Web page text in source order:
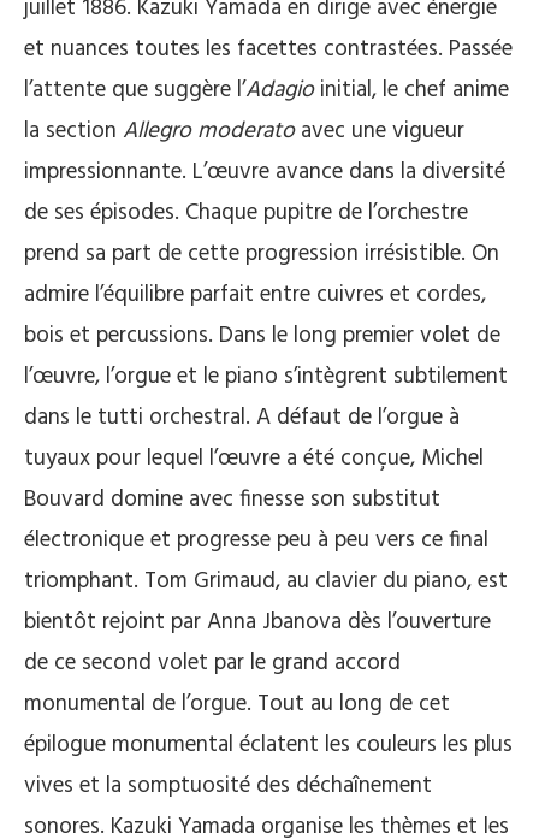
juillet 1886. Kazuki Yamada en dirige avec énergie
et nuances toutes les facettes contrastées. Passée
l’attente que suggère l’Adagioinitial, le chef anime
la section Allegro moderatoavec une vigueur
impressionnante. L’œuvre avance dans la diversité
de ses épisodes. Chaque pupitre de l’orchestre
prend sa part de cette progression irrésistible. On
admire l’équilibre parfait entre cuivres et cordes,
bois et percussions. Dans le long premier volet de
l’œuvre, l’orgue et le piano s’intègrent subtilement
dans le tutti orchestral. A défaut de l’orgue à
tuyaux pour lequel l’œuvre a été conçue, Michel
Bouvard domine avec finesse son substitut
électronique et progresse peu à peu vers ce final
triomphant. Tom Grimaud, au clavier du piano, est
bientôt rejoint par Anna Jbanova dès l’ouverture
de ce second volet par le grand accord
monumental de l’orgue. Tout au long de cet
épilogue monumental éclatent les couleurs les plus
vives et la somptuosité des déchaînement
sonores. Kazuki Yamada organise les thèmes et les